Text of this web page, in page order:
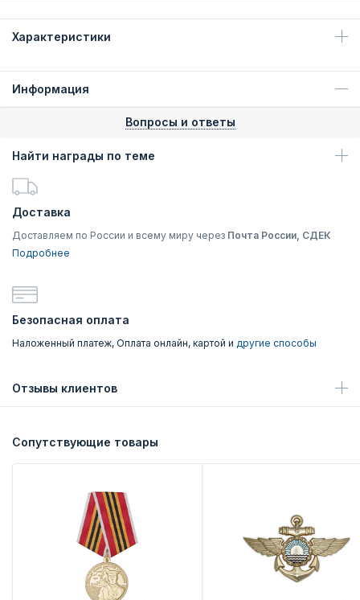
Характеристики
Информация
Вопросы и ответы
Найти награды по теме
Доставка
Доставляем по России и всему миру через Почта России, СДЕК
Подробнее
Безопасная оплата
Наложенный платеж, Оплата онлайн, картой и другие способы
Отзывы клиентов
Сопутствующие товары